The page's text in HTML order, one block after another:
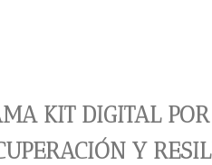
KIT DIGITAL
Y